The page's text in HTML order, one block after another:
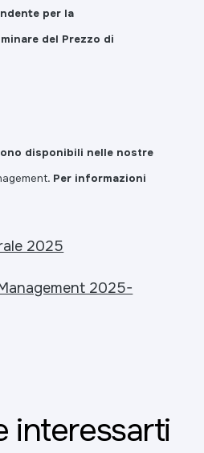
per la
del Prezzo di
disponibili nelle nostre
. Per informazioni
2025
2025-
interessarti